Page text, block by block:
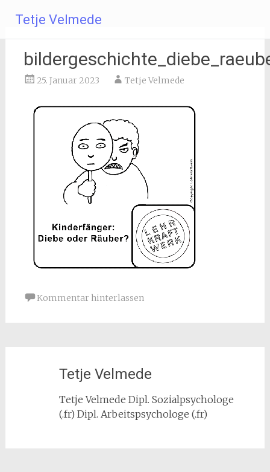
Inhalt
springen
Tetje Velmede
25. Januar 2023 Tetje Velmede
Kommentar hinterlassen
Tetje Velmede
Tetje Velmede Dipl. Sozialpsychologe
(.fr) Dipl. Arbeitspsychologe (.fr)